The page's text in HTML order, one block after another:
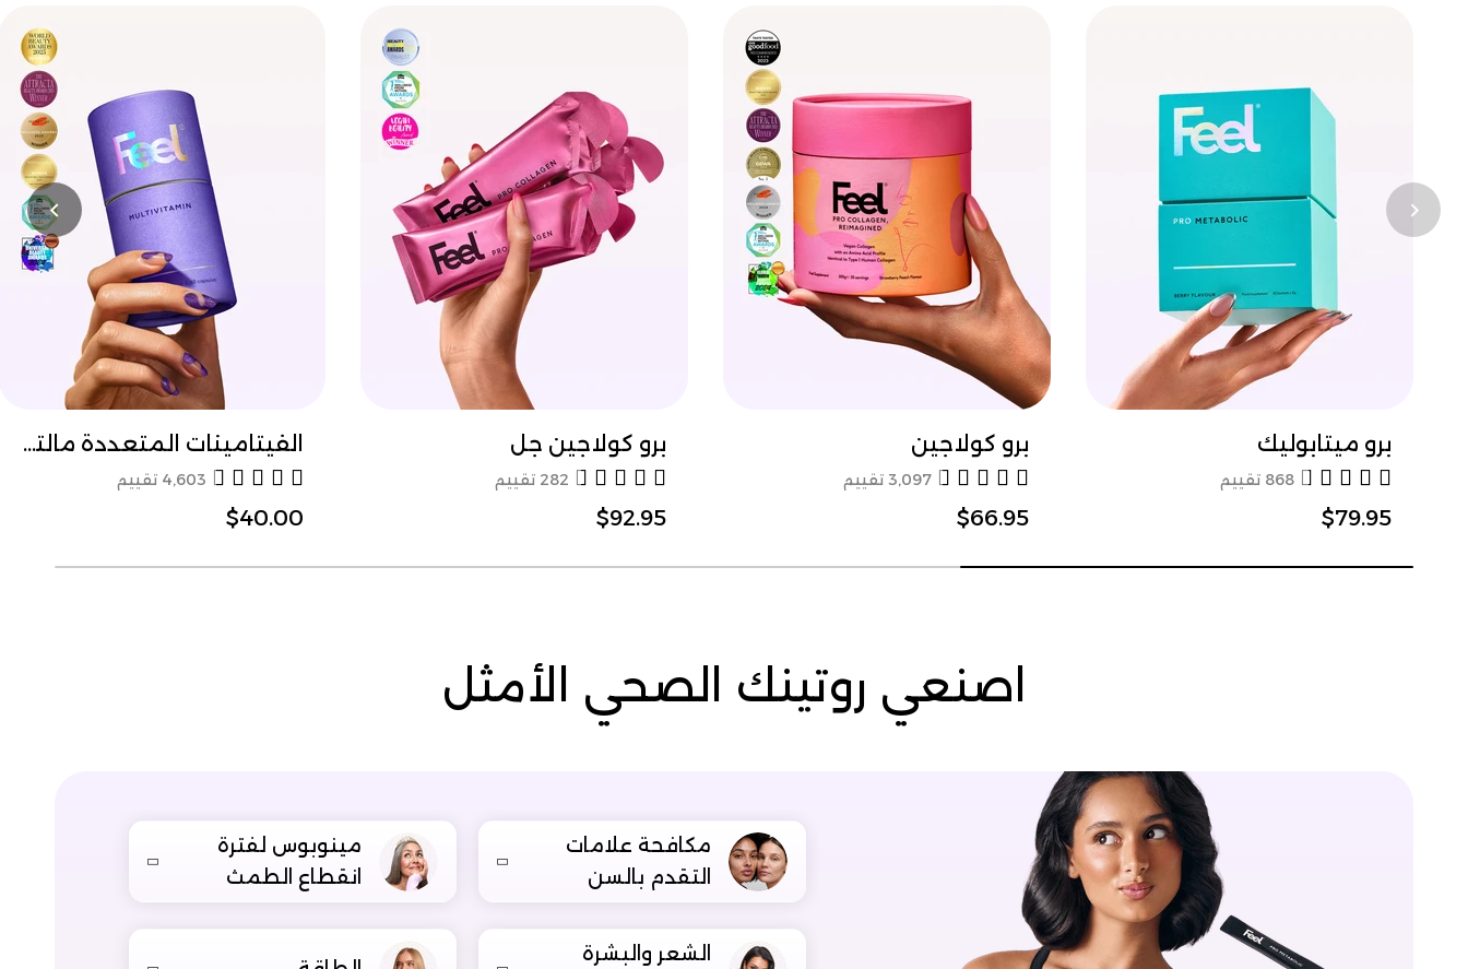
معرفة المزيد
برو ميتابوليك
868 تقييم
$79.95
معرفة المزيد
برو كولاجين
3,097 تقييم
$66.95
معرفة المزيد
برو كولاجين جل
282 تقييم
$92.95
معرفة المزيد
الفيتامينات المتعددة مالتي فيتامين
4,603 تقييم
$40.00
اصنعي روتينك الصحي الأمثل
مكافحة علامات
التقدم بالسن
الشعر والبشرة
مينوبوس لفترة
انقطاع الطمث